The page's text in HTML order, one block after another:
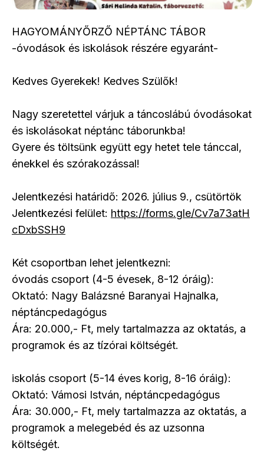
HAGYOMÁNYŐRZŐ NÉPTÁNC TÁBOR
-óvodások és iskolások részére egyaránt-
Kedves Gyerekek! Kedves Szülők!
Nagy szeretettel várjuk a táncoslábú óvodásokat
és iskolásokat néptánc táborunkba!
Gyere és töltsünk együtt egy hetet tele tánccal,
énekkel és szórakozással!
Jelentkezési határidő: 2026. július 9., csütörtök
Jelentkezési felület: https://forms.gle/Cv7a73atH
cDxbSSH9
Két csoportban lehet jelentkezni:
óvodás csoport (4-5 évesek, 8-12 óráig):
Oktató: Nagy Balázsné Baranyai Hajnalka,
néptáncpedagógus
Ára: 20.000,- Ft, mely tartalmazza az oktatás, a
programok és az tízórai költségét.
iskolás csoport (5-14 éves korig, 8-16 óráig):
Oktató: Vámosi István, néptáncpedagógus
Ára: 30.000,- Ft, mely tartalmazza az oktatás, a
programok a melegebéd és az uzsonna
költségét.